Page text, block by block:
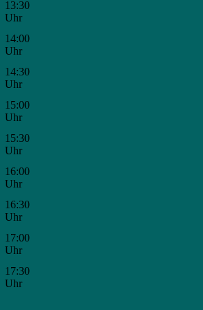
13:30
Uhr
14:00
Uhr
14:30
Uhr
15:00
Uhr
15:30
Uhr
16:00
Uhr
16:30
Uhr
17:00
Uhr
17:30
Uhr